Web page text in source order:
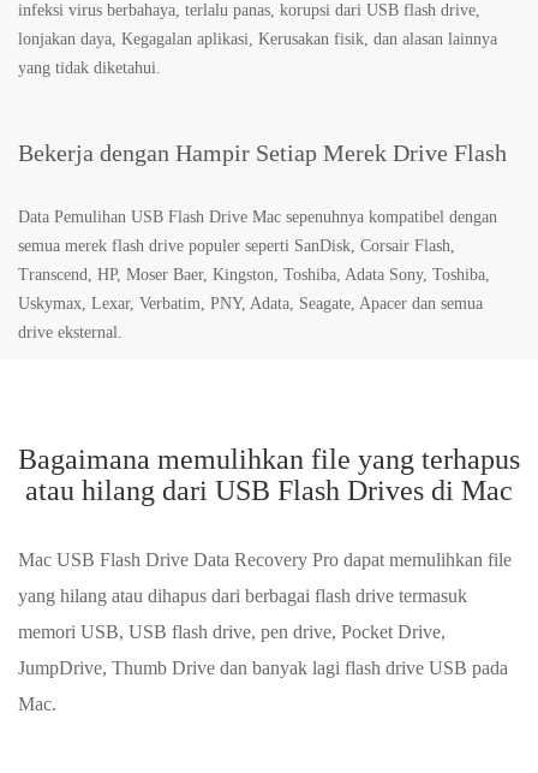
infeksi virus berbahaya, terlalu panas, korupsi dari USB flash drive,
lonjakan daya, Kegagalan aplikasi, Kerusakan fisik, dan alasan lainnya
yang tidak diketahui.
Bekerja dengan Hampir Setiap Merek Drive Flash
Data Pemulihan USB Flash Drive Mac sepenuhnya kompatibel dengan
semua merek flash drive populer seperti SanDisk, Corsair Flash,
Transcend, HP, Moser Baer, Kingston, Toshiba, Adata Sony, Toshiba,
Uskymax, Lexar, Verbatim, PNY, Adata, Seagate, Apacer dan semua
drive eksternal.
Bagaimana memulihkan file yang terhapus
atau hilang dari USB Flash Drives di Mac
Mac USB Flash Drive Data Recovery Pro dapat memulihkan file
yang hilang atau dihapus dari berbagai flash drive termasuk
memori USB, USB flash drive, pen drive, Pocket Drive,
JumpDrive, Thumb Drive dan banyak lagi flash drive USB pada
Mac.